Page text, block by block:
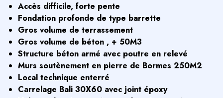
Accès difficile, forte pente
Fondation profonde de type barrette
Gros volume de terrassement
Gros volume de béton , + 50M3
Structure béton armé avec poutre en relevé
Murs soutènement en pierre de Bormes 250M2
Local technique enterré
Carrelage Bali 30X60 avec joint époxy